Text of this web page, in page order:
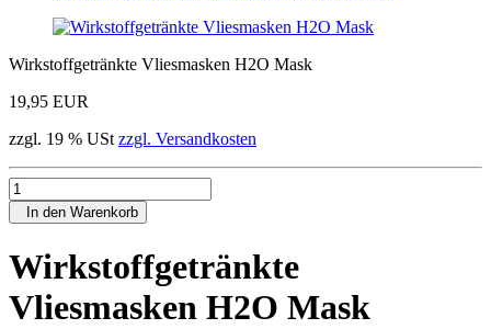
Wirkstoffgetränkte Vliesmasken H2O Mask
19,95 EUR
zzgl. 19 % USt zzgl. Versandkosten
In den Warenkorb
Wirkstoffgetränkte
Vliesmasken H2O Mask